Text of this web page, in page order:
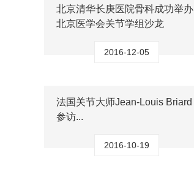
北京清华长庚医院骨科成功举办
北京医学会关节学组沙龙
2016-12-05
法国关节大师Jean-Louis Briard
参访...
2016-10-19